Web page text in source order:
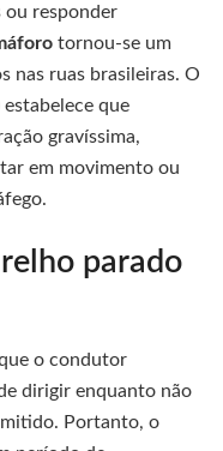
responder
tornou-se um
nas ruas brasileiras. O
estabelece que
gravíssima,
em movimento ou
parado
o condutor
dirigir enquanto não
Portanto, o